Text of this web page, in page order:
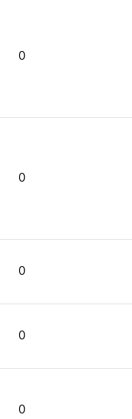
0
0
0
0
0